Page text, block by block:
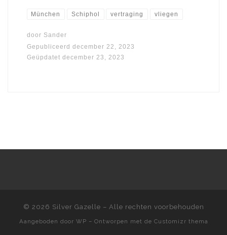
München Schiphol vertraging vliegen
door Sander
Gepubliceerd december 22, 2023
Geüpdatet december 23, 2023
© 2026 Silver Gazelle – Alle rechten voorbehouden
Aangeboden door WP – Ontworpen met de Customizr thema